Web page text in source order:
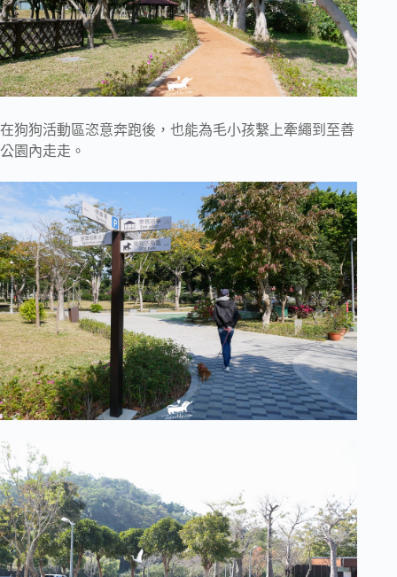
在狗狗活動區恣意奔跑後，也能為毛小孩繫上牽繩到至善
公園內走走。